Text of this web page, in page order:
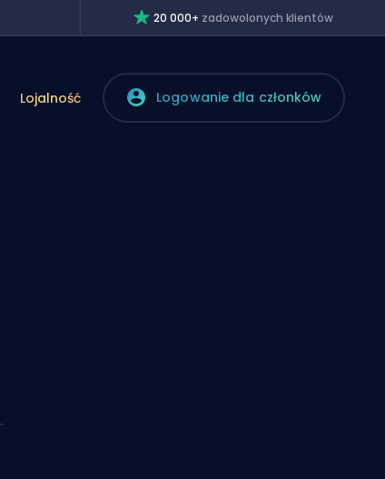
20 000+ zadowolonych klientów
Lojalność Logowanie dla członków